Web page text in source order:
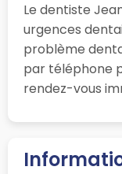
Le dentiste
urgences
problème
par téléphone
rendez-vous